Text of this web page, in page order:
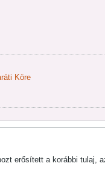
Köre
erősített a korábbi tulaj,